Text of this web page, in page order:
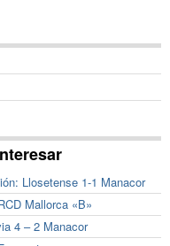
Llosetense 1-1 Manacor
Mallorca «B»
4 – 2 Manacor